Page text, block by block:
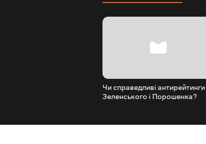
Чи справедливі антирейтинги
Зеленського і Порошенка?